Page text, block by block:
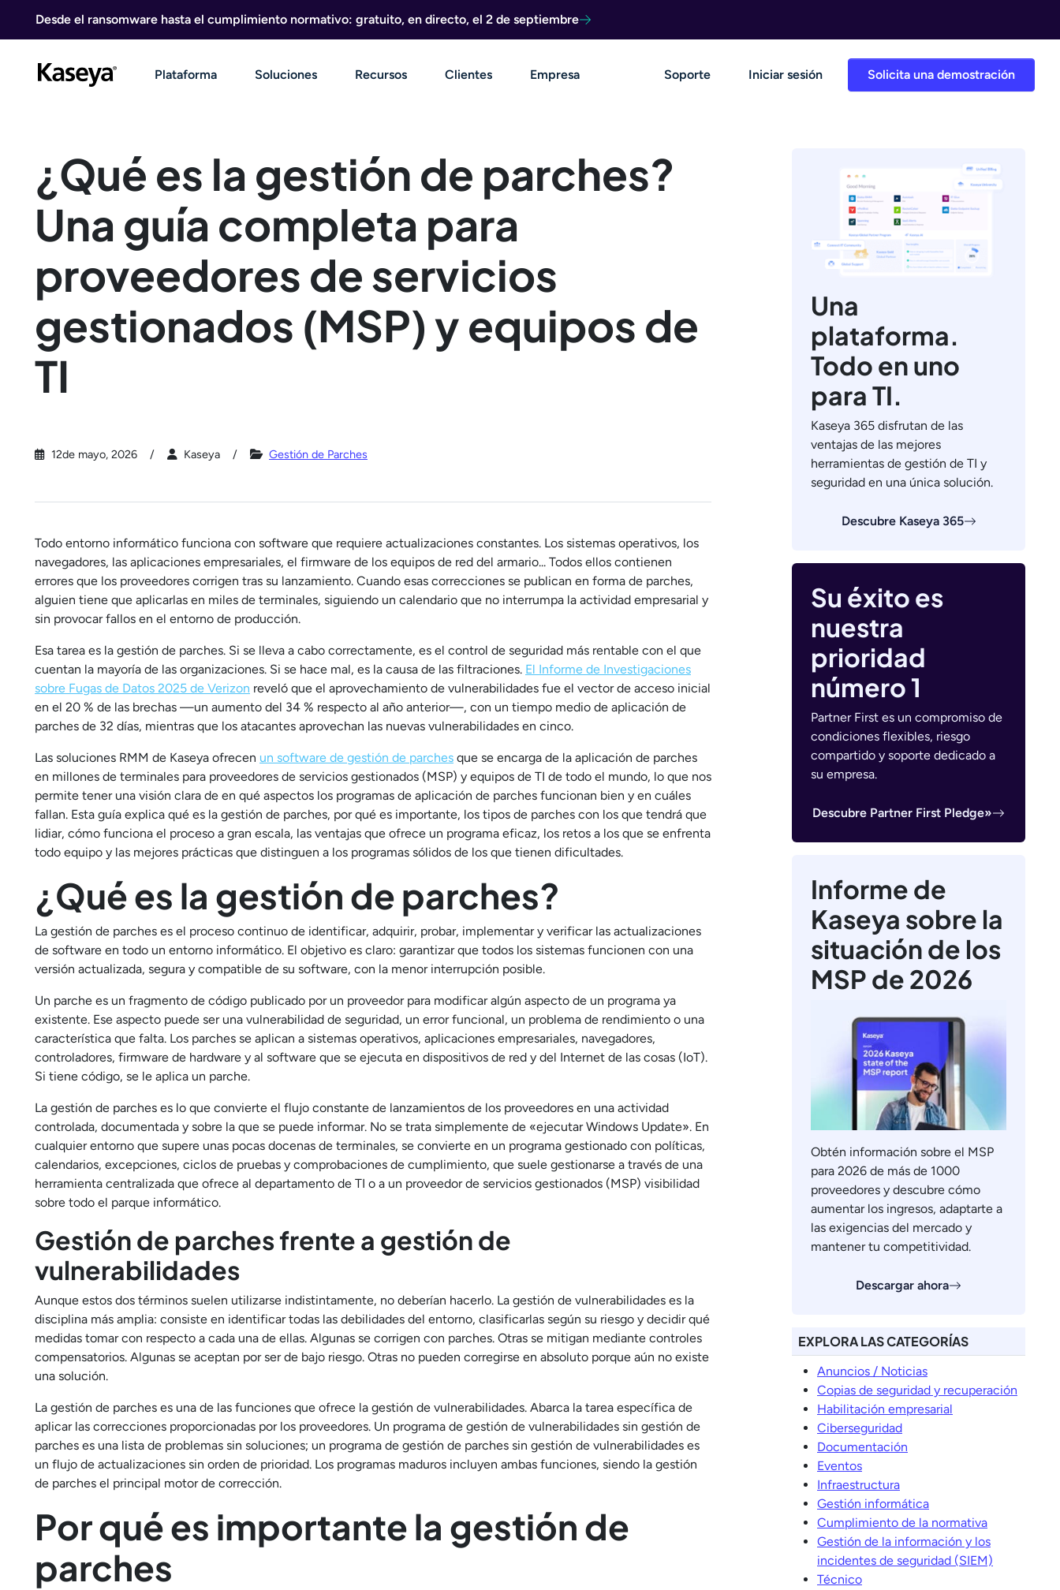
Desde el ransomware hasta el cumplimiento normativo: gratuito, en directo, el 2 de septiembre
Solicita una demostración
Plataforma Soluciones Recursos Clientes Empresa Soporte Iniciar sesión
¿Qué es la gestión de parches?
Una guía completa para
proveedores de servicios
gestionados (MSP) y equipos de
TI
12de mayo, 2026 Kaseya Gestión de Parches
Todo entorno informático funciona con software que requiere actualizaciones constantes. Los sistemas operativos, los
navegadores, las aplicaciones empresariales, el firmware de los equipos de red del armario... Todos ellos contienen
errores que los proveedores corrigen tras su lanzamiento. Cuando esas correcciones se publican en forma de parches,
alguien tiene que aplicarlas en miles de terminales, siguiendo un calendario que no interrumpa la actividad empresarial y
sin provocar fallos en el entorno de producción.
Esa tarea es la gestión de parches. Si se lleva a cabo correctamente, es el control de seguridad más rentable con el que
cuentan la mayoría de las organizaciones. Si se hace mal, es la causa de las filtraciones. El Informe de Investigaciones
sobre Fugas de Datos 2025 de Verizon reveló que el aprovechamiento de vulnerabilidades fue el vector de acceso inicial
en el 20 % de las brechas —un aumento del 34 % respecto al año anterior—, con un tiempo medio de aplicación de
parches de 32 días, mientras que los atacantes aprovechan las nuevas vulnerabilidades en cinco.
Las soluciones RMM de Kaseya ofrecen un software de gestión de parches que se encarga de la aplicación de parches
en millones de terminales para proveedores de servicios gestionados (MSP) y equipos de TI de todo el mundo, lo que nos
permite tener una visión clara de en qué aspectos los programas de aplicación de parches funcionan bien y en cuáles
fallan. Esta guía explica qué es la gestión de parches, por qué es importante, los tipos de parches con los que tendrá que
lidiar, cómo funciona el proceso a gran escala, las ventajas que ofrece un programa eficaz, los retos a los que se enfrenta
todo equipo y las mejores prácticas que distinguen a los programas sólidos de los que tienen dificultades.
¿Qué es la gestión de parches?
La gestión de parches es el proceso continuo de identificar, adquirir, probar, implementar y verificar las actualizaciones
de software en todo un entorno informático. El objetivo es claro: garantizar que todos los sistemas funcionen con una
versión actualizada, segura y compatible de su software, con la menor interrupción posible.
Un parche es un fragmento de código publicado por un proveedor para modificar algún aspecto de un programa ya
existente. Ese aspecto puede ser una vulnerabilidad de seguridad, un error funcional, un problema de rendimiento o una
característica que falta. Los parches se aplican a sistemas operativos, aplicaciones empresariales, navegadores,
controladores, firmware de hardware y al software que se ejecuta en dispositivos de red y del Internet de las cosas (IoT).
Si tiene código, se le aplica un parche.
La gestión de parches es lo que convierte el flujo constante de lanzamientos de los proveedores en una actividad
controlada, documentada y sobre la que se puede informar. No se trata simplemente de «ejecutar Windows Update». En
cualquier entorno que supere unas pocas docenas de terminales, se convierte en un programa gestionado con políticas,
calendarios, excepciones, ciclos de pruebas y comprobaciones de cumplimiento, que suele gestionarse a través de una
herramienta centralizada que ofrece al departamento de TI o a un proveedor de servicios gestionados (MSP) visibilidad
sobre todo el parque informático.
Gestión de parches frente a gestión de
vulnerabilidades
Aunque estos dos términos suelen utilizarse indistintamente, no deberían hacerlo. La gestión de vulnerabilidades es la
disciplina más amplia: consiste en identificar todas las debilidades del entorno, clasificarlas según su riesgo y decidir qué
medidas tomar con respecto a cada una de ellas. Algunas se corrigen con parches. Otras se mitigan mediante controles
compensatorios. Algunas se aceptan por ser de bajo riesgo. Otras no pueden corregirse en absoluto porque aún no existe
una solución.
La gestión de parches es una de las funciones que ofrece la gestión de vulnerabilidades. Abarca la tarea específica de
aplicar las correcciones proporcionadas por los proveedores. Un programa de gestión de vulnerabilidades sin gestión de
parches es una lista de problemas sin soluciones; un programa de gestión de parches sin gestión de vulnerabilidades es
un flujo de actualizaciones sin orden de prioridad. Los programas maduros incluyen ambas funciones, siendo la gestión
de parches el principal motor de corrección.
Por qué es importante la gestión de
parches
Una
plataforma.
Todo en uno
para TI.
Kaseya 365 disfrutan de las
ventajas de las mejores
herramientas de gestión de TI y
seguridad en una única solución.
Descubre Kaseya 365
Su éxito es
nuestra
prioridad
número 1
Partner First es un compromiso de
condiciones flexibles, riesgo
compartido y soporte dedicado a
su empresa.
Descubre Partner First Pledge»
Informe de
Kaseya sobre la
situación de los
MSP de 2026
Obtén información sobre el MSP
para 2026 de más de 1000
proveedores y descubre cómo
aumentar los ingresos, adaptarte a
las exigencias del mercado y
mantener tu competitividad.
Descargar ahora
EXPLORA LAS CATEGORÍAS
Anuncios / Noticias
Copias de seguridad y recuperación
Habilitación empresarial
Ciberseguridad
Documentación
Eventos
Infraestructura
Gestión informática
Cumplimiento de la normativa
Gestión de la información y los
incidentes de seguridad (SIEM)
Técnico